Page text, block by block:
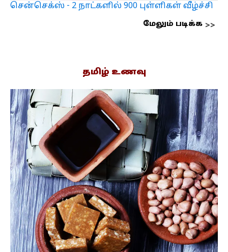
சென்செக்ஸ் - 2 நாட்களில் 900 புள்ளிகள் வீழ்ச்சி
மேலும் படிக்க
தமிழ் உணவு